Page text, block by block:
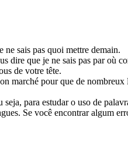
ne sais pas quoi mettre demain.
dire que je ne sais pas par où
de votre tête.
marché pour que de nombreux
para estudar o uso de
Se você encontrar algum